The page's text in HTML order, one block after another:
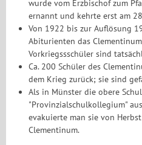
wurde vom Erzbischof zum
ernannt und kehrte erst am
Von 1922 bis zur Auflösung
Abiturienten das
Vorkriegssschüler sind
Ca. 200 Schüler des
dem Krieg zurück; sie sind
Als in Münster die obere
"Provinzialschulkollegium"
evakuierte man sie von
Clementinum.